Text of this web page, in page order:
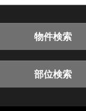
物件検索
部位検索